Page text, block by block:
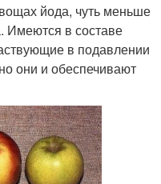
йода, чуть меньше
Имеются в составе
в подавлении
они и обеспечивают